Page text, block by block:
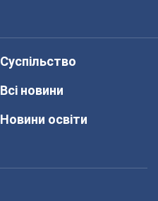
Суспільство
Всі новини
Новини освіти